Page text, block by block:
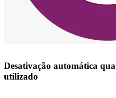
Desativação automática
utilizado